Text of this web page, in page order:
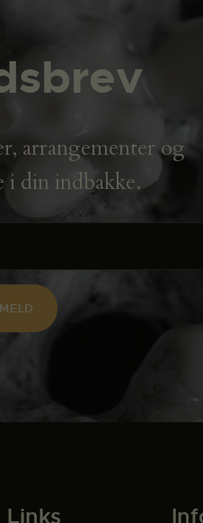
arrangementer og
i din indbakke.
Links